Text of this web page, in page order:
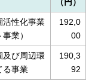
（円）
活性化事業
業）
192,0
00
及び周辺環
る事業
190,3
92